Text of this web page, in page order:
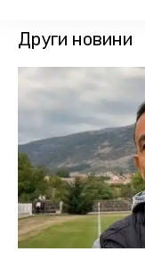
Други новини